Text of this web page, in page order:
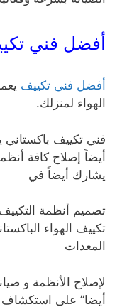
أفضل فني
أفضل فني تكييف
الهواء لمنزلك.
فني تكييف
أيضاً إصلاح كافة
يشارك أيضاً في
تصميم أنظمة التكييف
تكييف الهواء
المعدات
لإصلاح الأنظمة و
أيضا” على استكشاف